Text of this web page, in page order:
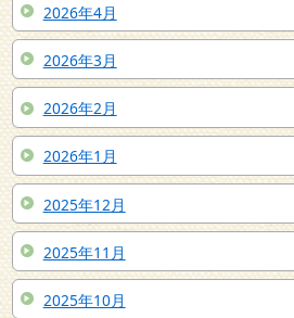
2026年4月
2026年3月
2026年2月
2026年1月
2025年12月
2025年11月
2025年10月